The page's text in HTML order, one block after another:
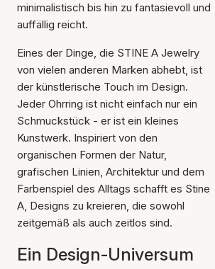
minimalistisch bis hin zu fantasievoll und
auffällig reicht.
Eines der Dinge, die STINE A Jewelry
von vielen anderen Marken abhebt, ist
der künstlerische Touch im Design.
Jeder Ohrring ist nicht einfach nur ein
Schmuckstück - er ist ein kleines
Kunstwerk. Inspiriert von den
organischen Formen der Natur,
grafischen Linien, Architektur und dem
Farbenspiel des Alltags schafft es Stine
A, Designs zu kreieren, die sowohl
zeitgemäß als auch zeitlos sind.
Ein Design-Universum